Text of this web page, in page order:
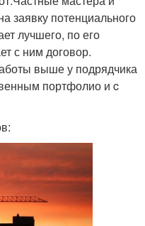
заявку потенциального
лучшего, по его
с ним договор.
выше у подрядчика
портфолио и c